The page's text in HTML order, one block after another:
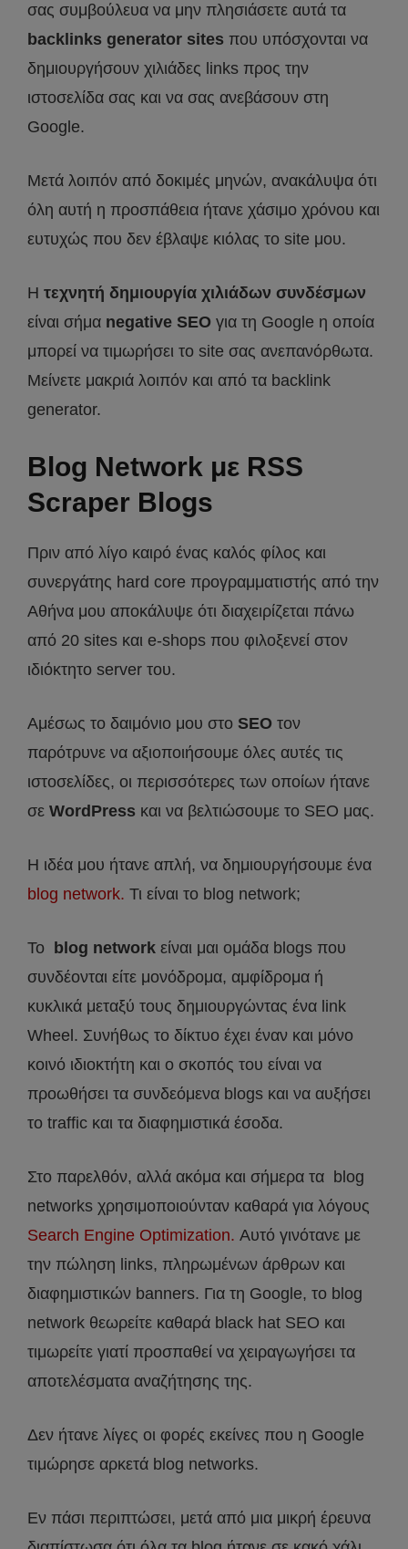
σας συμβούλευα να μην πλησιάσετε αυτά τα
backlinks generator sites που υπόσχονται να
δημιουργήσουν χιλιάδες links προς την
ιστοσελίδα σας και να σας ανεβάσουν στη
Google.
Μετά λοιπόν από δοκιμές μηνών, ανακάλυψα ότι
όλη αυτή η προσπάθεια ήτανε χάσιμο χρόνου και
ευτυχώς που δεν έβλαψε κιόλας το site μου.
Η τεχνητή δημιουργία χιλιάδων συνδέσμων
είναι σήμα negative SEO για τη Google η οποία
μπορεί να τιμωρήσει το site σας ανεπανόρθωτα.
Μείνετε μακριά λοιπόν και από τα backlink
generator.
Blog Network με RSS
Scraper Blogs
Πριν από λίγο καιρό ένας καλός φίλος και
συνεργάτης hard core προγραμματιστής από την
Αθήνα μου αποκάλυψε ότι διαχειρίζεται πάνω
από 20 sites και e-shops που φιλοξενεί στον
ιδιόκτητο server του.
Αμέσως το δαιμόνιο μου στο SEO τον
παρότρυνε να αξιοποιήσουμε όλες αυτές τις
ιστοσελίδες, οι περισσότερες των οποίων ήτανε
σε WordPress και να βελτιώσουμε το SEO μας.
Η ιδέα μου ήτανε απλή, να δημιουργήσουμε ένα
blog network. Τι είναι το blog network;
To blog network είναι μαι ομάδα blogs που
συνδέονται είτε μονόδρομα, αμφίδρομα ή
κυκλικά μεταξύ τους δημιουργώντας ένα link
Wheel. Συνήθως το δίκτυο έχει έναν και μόνο
κοινό ιδιοκτήτη και ο σκοπός του είναι να
προωθήσει τα συνδεόμενα blogs και να αυξήσει
το traffic και τα διαφημιστικά έσοδα.
Στο παρελθόν, αλλά ακόμα και σήμερα τα blog
networks χρησιμοποιούνταν καθαρά για λόγους
Search Engine Optimization. Αυτό γινότανε με
την πώληση links, πληρωμένων άρθρων και
διαφημιστικών banners. Για τη Google, το blog
network θεωρείτε καθαρά black hat SEO και
τιμωρείτε γιατί προσπαθεί να χειραγωγήσει τα
αποτελέσματα αναζήτησης της.
Δεν ήτανε λίγες οι φορές εκείνες που η Google
τιμώρησε αρκετά blog networks.
Εν πάσι περιπτώσει, μετά από μια μικρή έρευνα